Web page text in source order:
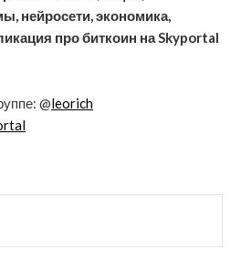
нейросети, экономика,
про биткоин на Skyportal
@leorich